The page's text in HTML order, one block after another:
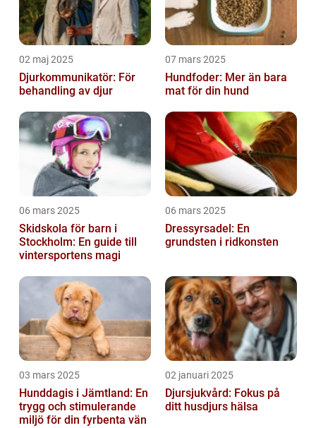
02 maj 2025
Djurkommunikatör: För
behandling av djur
07 mars 2025
Hundfoder: Mer än bara
mat för din hund
06 mars 2025
Skidskola för barn i
Stockholm: En guide till
vintersportens magi
06 mars 2025
Dressyrsadel: En
grundsten i ridkonsten
03 mars 2025
Hunddagis i Jämtland: En
trygg och stimulerande
miljö för din fyrbenta vän
02 januari 2025
Djursjukvård: Fokus på
ditt husdjurs hälsa